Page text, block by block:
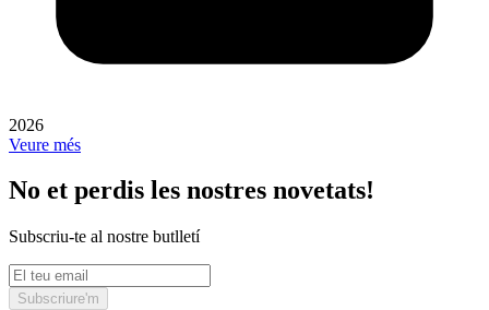
2026
Veure més
No et perdis les nostres novetats!
Subscriu-te al nostre butlletí
Subscriure'm